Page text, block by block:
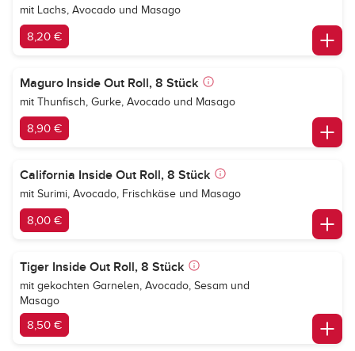
mit Lachs, Avocado und Masago
8,20 €
Maguro Inside Out Roll, 8 Stück
mit Thunfisch, Gurke, Avocado und Masago
8,90 €
California Inside Out Roll, 8 Stück
mit Surimi, Avocado, Frischkäse und Masago
8,00 €
Tiger Inside Out Roll, 8 Stück
mit gekochten Garnelen, Avocado, Sesam und
Masago
8,50 €